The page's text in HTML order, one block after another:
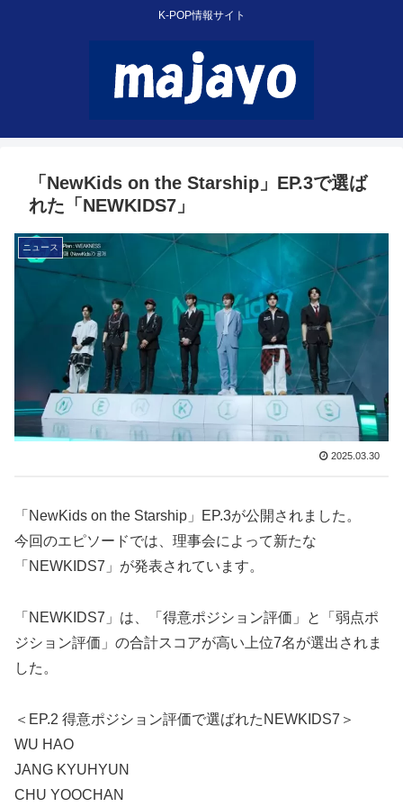
K-POP情報サイト
「NewKids on the Starship」EP.3で選ば
れた「NEWKIDS7」
ニュース
2025.03.30
「NewKids on the Starship」EP.3が公開されました。
今回のエピソードでは、理事会によって新たな
「NEWKIDS7」が発表されています。
「NEWKIDS7」は、「得意ポジション評価」と「弱点ポ
ジション評価」の合計スコアが高い上位7名が選出されま
した。
＜EP.2 得意ポジション評価で選ばれたNEWKIDS7＞
WU HAO
JANG KYUHYUN
CHU YOOCHAN